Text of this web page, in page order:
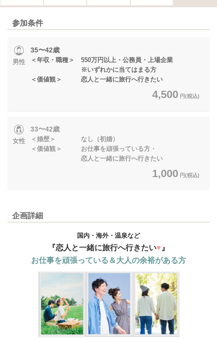
参加条件
男性
35〜42歳
＜年収・職種＞ 550万円以上・公務員・上場企業
※いずれかに当てはまる方
＜価値観＞ 恋人と一緒に旅行へ行きたい
4,500 円(税込)
女性
33〜42歳
＜婚歴＞ なし（初婚）
＜価値観＞ お仕事を頑張っている方・
恋人と一緒に旅行へ行きたい
1,000 円(税込)
企画詳細
国内・海外・温泉など
『恋人と一緒に旅行へ行きたい♥ 』
お仕事を頑張っている＆大人の余裕がある方